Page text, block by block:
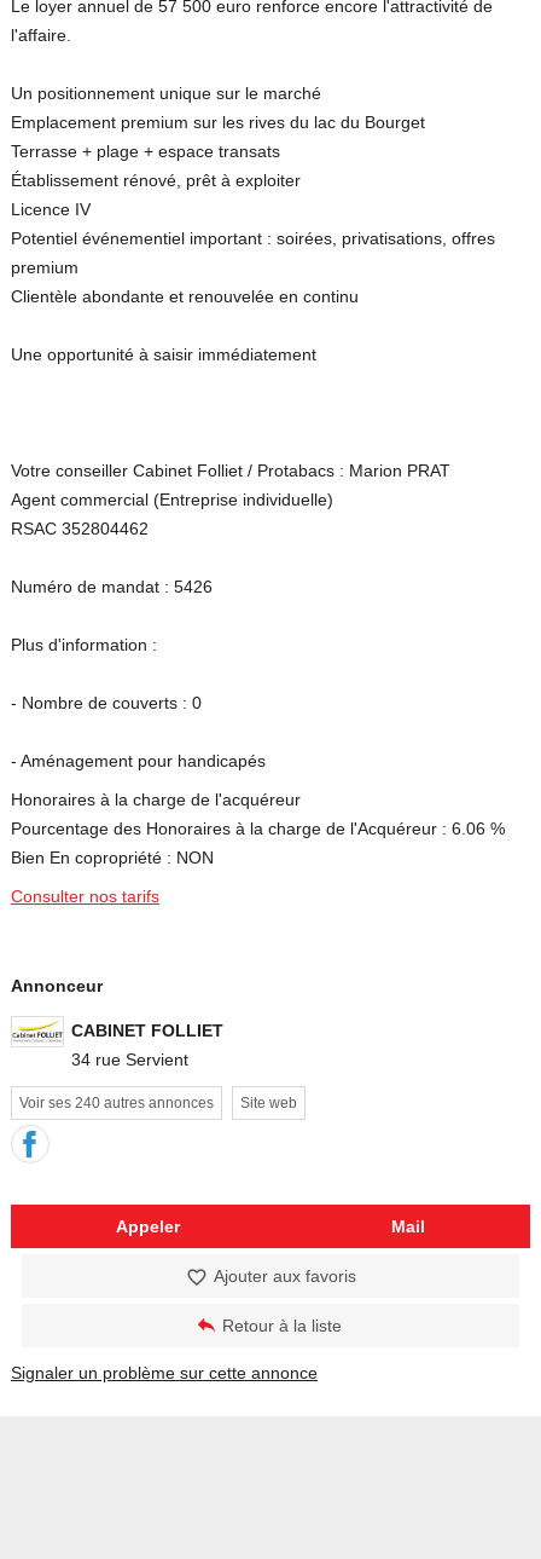
Le loyer annuel de 57 500 euro renforce encore l'attractivité de
l'affaire.
Un positionnement unique sur le marché
Emplacement premium sur les rives du lac du Bourget
Terrasse + plage + espace transats
Établissement rénové, prêt à exploiter
Licence IV
Potentiel événementiel important : soirées, privatisations, offres
premium
Clientèle abondante et renouvelée en continu
Une opportunité à saisir immédiatement
Votre conseiller Cabinet Folliet / Protabacs : Marion PRAT
Agent commercial (Entreprise individuelle)
RSAC 352804462
Numéro de mandat : 5426
Plus d'information :
- Nombre de couverts : 0
- Aménagement pour handicapés
Honoraires à la charge de l'acquéreur
Pourcentage des Honoraires à la charge de l'Acquéreur : 6.06 %
Bien En copropriété : NON
Consulter nos tarifs
Annonceur
CABINET FOLLIET
34 rue Servient
Voir ses 240 autres annonces Site web
Appeler Mail
Ajouter aux favoris
Retour à la liste
Signaler un problème sur cette annonce